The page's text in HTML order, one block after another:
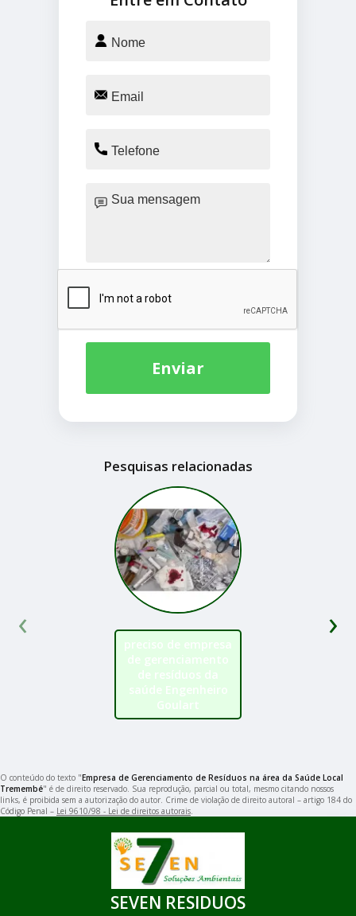
Enviar
Pesquisas relacionadas
preciso de empresa
de gerenciamento
de resíduos da
saúde Engenheiro
Goulart
‹ ›
O conteúdo do texto "Empresa de Gerenciamento de Resíduos na área da Saúde Local
Tremembé" é de direito reservado. Sua reprodução, parcial ou total, mesmo citando nossos
links, é proibida sem a autorização do autor. Crime de violação de direito autoral – artigo 184 do
Código Penal – Lei 9610/98 - Lei de direitos autorais
SEVEN RESIDUOS